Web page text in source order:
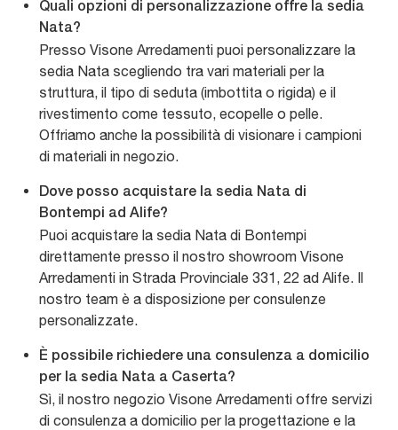
Quali opzioni di personalizzazione offre la sedia
Nata?
Presso Visone Arredamenti puoi personalizzare la
sedia Nata scegliendo tra vari materiali per la
struttura, il tipo di seduta (imbottita o rigida) e il
rivestimento come tessuto, ecopelle o pelle.
Offriamo anche la possibilità di visionare i campioni
di materiali in negozio.
Dove posso acquistare la sedia Nata di
Bontempi ad Alife?
Puoi acquistare la sedia Nata di Bontempi
direttamente presso il nostro showroom Visone
Arredamenti in Strada Provinciale 331, 22 ad Alife. Il
nostro team è a disposizione per consulenze
personalizzate.
È possibile richiedere una consulenza a domicilio
per la sedia Nata a Caserta?
Sì, il nostro negozio Visone Arredamenti offre servizi
di consulenza a domicilio per la progettazione e la